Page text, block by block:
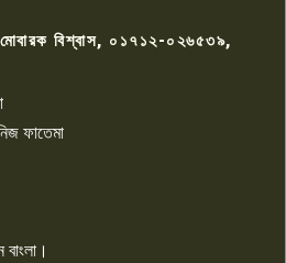
চাঁদাবাজি ও হয়রানির অভিযোগ
বিশ্বাস, ০১৭১২-০২৬৫৩৯,
ফাতেমা